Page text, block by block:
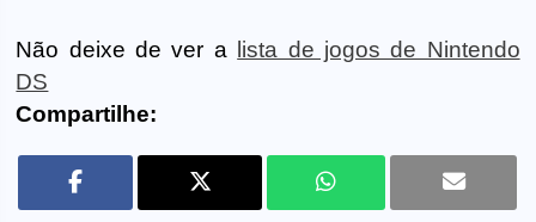
Não deixe de ver a
lista de jogos de Nintendo
DS
Compartilhe: